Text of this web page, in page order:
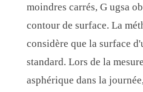
moindres carrés, G ugsa
contour de surface. La
considère que la surface
standard. Lors de la
asphérique dans la